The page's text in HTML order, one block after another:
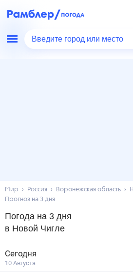
Введите город или место
Мир Россия Воронежская область
Прогноз на 3 дня
Погода на 3 дня
в Новой Чигле
Сегодня
10 Августа